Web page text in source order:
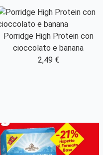
Porridge High Protein con
cioccolato e banana
2,49 €